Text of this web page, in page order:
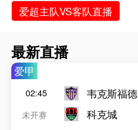
爱超主队VS客队直播
最新直播
爱甲
02:45
未开赛
韦克斯福德
科克城